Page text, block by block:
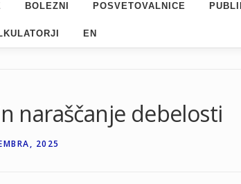
BOLEZNI POSVETOVALNICE
EN
naraščanje debelosti
2025